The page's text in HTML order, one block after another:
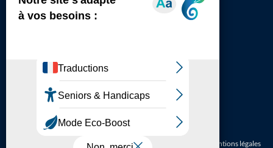
844 Avenue Saint-Exupéry,
contact@groupe-adnet.fr
© 2026 ADNET. Tous droits réservés.
Politique de confidentialité – Mentions légales